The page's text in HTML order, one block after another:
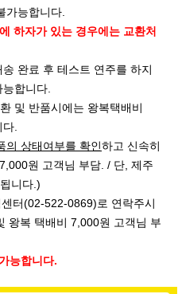
가능합니다.
하자가 있는 경우에는 교환처
완료 후 테스트 연주를 하지
합니다.
및 반품시에는 왕복택배비
.
의 상태여부를 확인하고 신속히
원 고객님 부담. / 단, 제주
니다.)
터(02-522-0869)로 연락주시
왕복 택배비 7,000원 고객님 부
능합니다.